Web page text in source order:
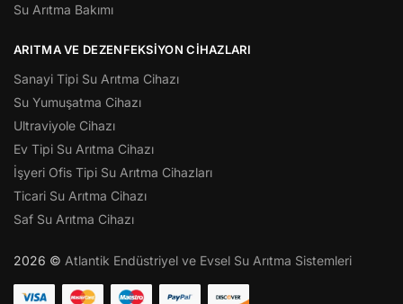
Su Arıtma Bakımı
ARITMA VE DEZENFEKSIYON CIHAZLARI
Sanayi Tipi Su Arıtma Cihazı
Su Yumuşatma Cihazı
Ultraviyole Cihazı
Ev Tipi Su Arıtma Cihazı
İşyeri Ofis Tipi Su Arıtma Cihazları
Ticari Su Arıtma Cihazı
Saf Su Arıtma Cihazı
2026 © Atlantik Endüstriyel ve Evsel Su Arıtma Sistemleri